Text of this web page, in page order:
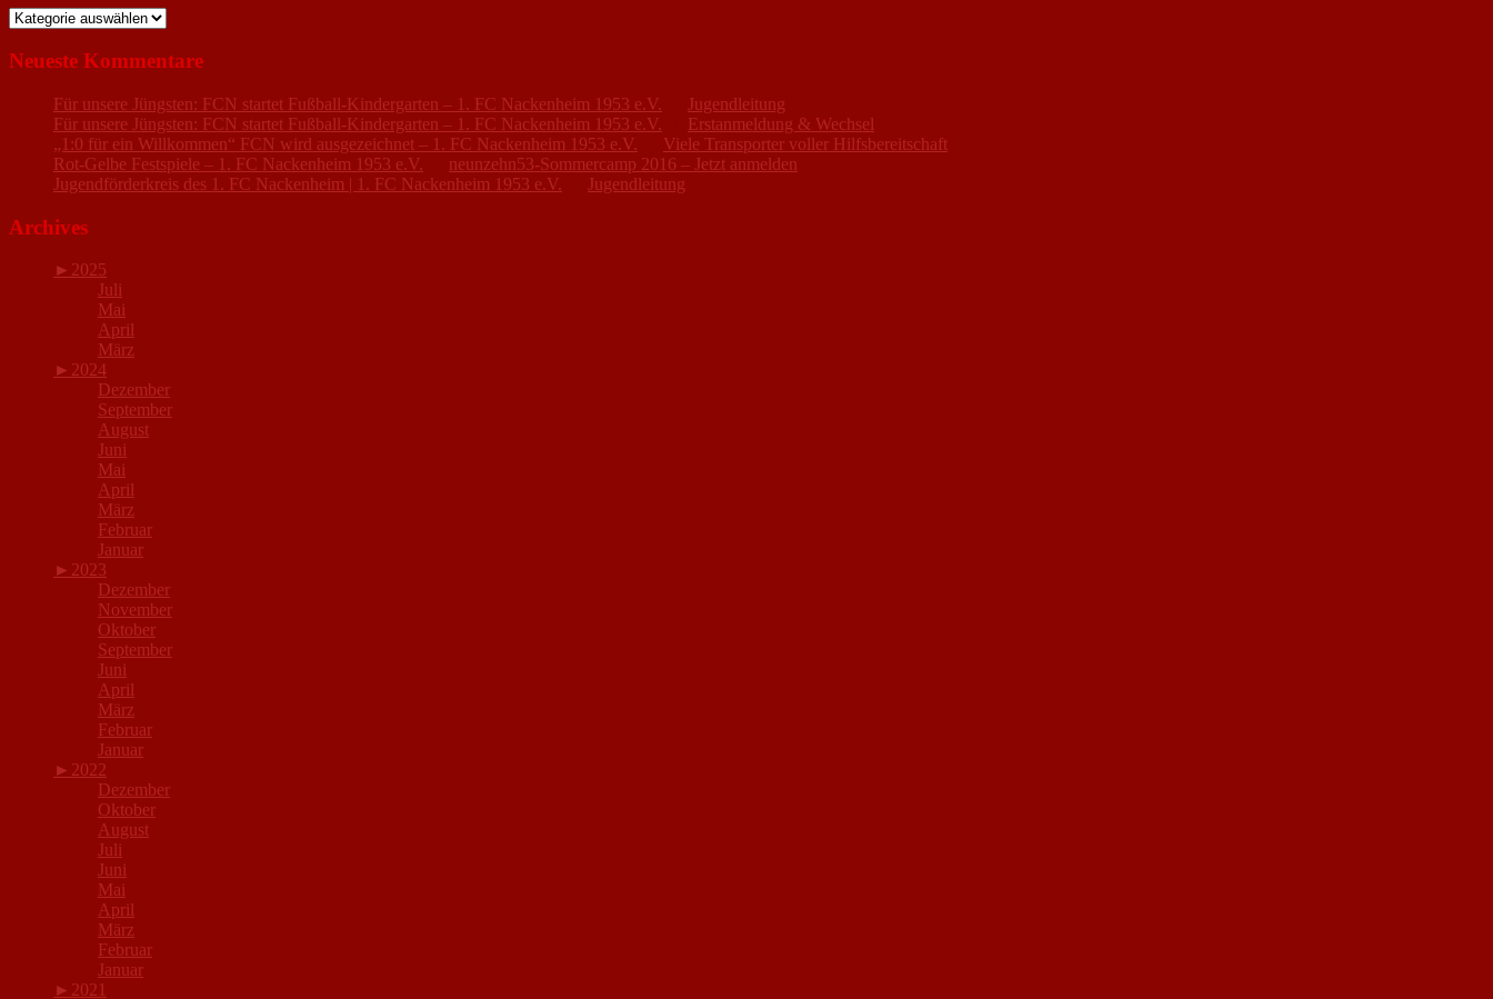
Kategorien
Neueste Kommentare
Für unsere Jüngsten: FCN startet Fußball-Kindergarten – 1. FC Nackenheim 1953 e.V.
Jugendleitung
Für unsere Jüngsten: FCN startet Fußball-Kindergarten – 1. FC Nackenheim 1953 e.V.
Erstanmeldung & Wechsel
„1:0 für ein Willkommen“ FCN wird ausgezeichnet – 1. FC Nackenheim 1953 e.V.
Viele Transporter voller Hilfsbereitschaft
Rot-Gelbe Festspiele – 1. FC Nackenheim 1953 e.V.
neunzehn53-Sommercamp 2016 – Jetzt anmelden
Jugendförderkreis des 1. FC Nackenheim | 1. FC Nackenheim 1953 e.V.
Jugendleitung
Archives
► 2025
Juli
Mai
April
März
► 2024
Dezember
September
August
Juni
Mai
April
März
Februar
Januar
► 2023
Dezember
November
Oktober
September
Juni
April
März
Februar
Januar
► 2022
Dezember
Oktober
August
Juli
Juni
Mai
April
März
Februar
Januar
► 2021